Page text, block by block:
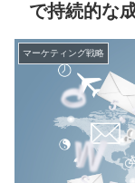
で持続的な
マーケティング戦略